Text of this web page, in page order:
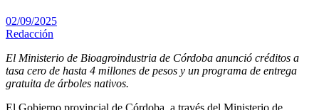
02/09/2025
Redacción
El Ministerio de Bioagroindustria de Córdoba anunció créditos a
tasa cero de hasta 4 millones de pesos y un programa de entrega
gratuita de árboles nativos.
El Gobierno provincial de Córdoba, a través del Ministerio de